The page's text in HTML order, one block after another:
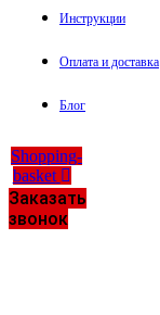
Инструкции
Оплата и доставка
Блог
Shopping-
basket
Заказать
звонок